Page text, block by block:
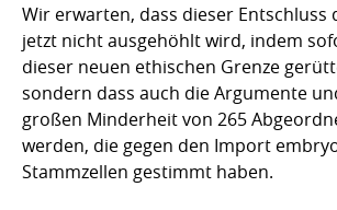
Wir erwarten, dass dieser Entschluss
jetzt nicht ausgehöhlt wird, indem
dieser neuen ethischen Grenze
sondern dass auch die Argumente
großen Minderheit von 265
werden, die gegen den Import
Stammzellen gestimmt haben.